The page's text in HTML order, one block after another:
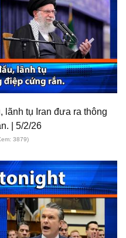
lãnh tụ Iran đưa ra thông
| 5/2/26
3879)